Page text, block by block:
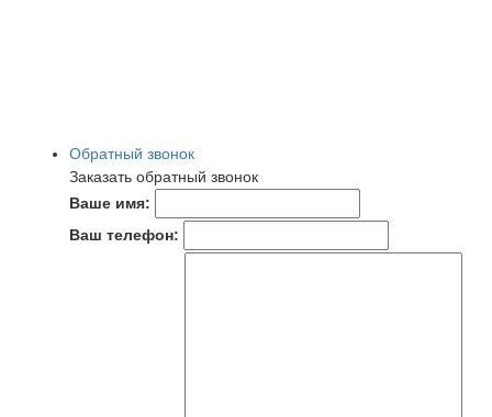
Обратный звонок
Заказать обратный звонок
Ваше имя:
Ваш телефон: